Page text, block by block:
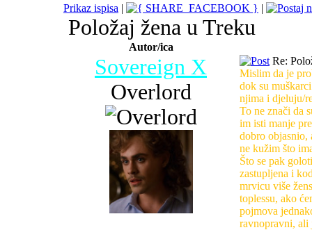
Prikaz ispisa | |
Položaj žena u Treku
Autor/ica
Sovereign X
Overlord
Re:
Mislim da je
dok su
njima i djeluju/
To ne znači da
im isti manje
dobro objasnio,
ne kužim što
Što se pak
zastupljena i
mrvicu više
toplessu, ako
pojmova
ravnopravni, ali